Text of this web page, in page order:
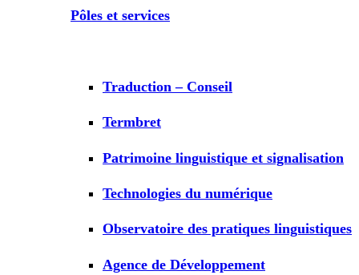
Pôles et services
Traduction – Conseil
Termbret
Patrimoine linguistique et signalisation
Technologies du numérique
Observatoire des pratiques linguistiques
Agence de Développement